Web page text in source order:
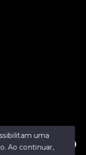
uma
Ao continuar,